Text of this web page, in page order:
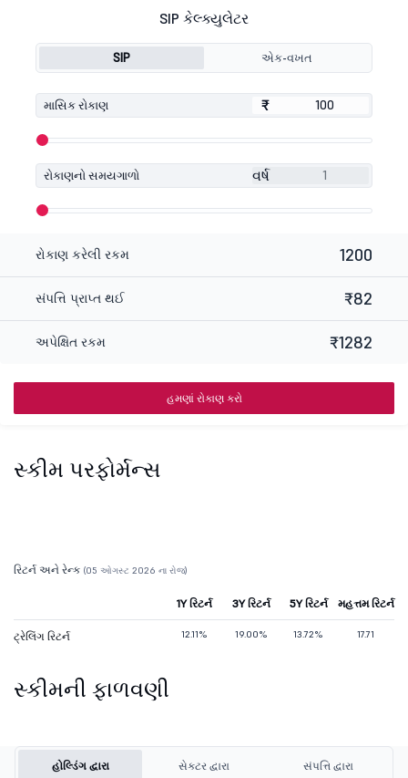
SIP કેલ્ક્યુલેટર
SIP એક-વખત
માસિક રોકાણ ₹
₹
રોકાણનો સમયગાળો વર્ષ
રોકાણ કરેલી રકમ 1200
સંપત્તિ પ્રાપ્ત થઈ ₹82
અપેક્ષિત રકમ ₹1282
હમણાં રોકાણ કરો
સ્કીમ પરફોર્મન્સ
રિટર્ન અને રેન્ક (05 ઓગસ્ટ 2026 ના રોજ)
1Y રિટર્ન 3Y રિટર્ન 5Y રિટર્ન મહત્તમ રિટર્ન
ટ્રેલિંગ રિટર્ન 12.11% 19.00% 13.72% 17.71
સ્કીમની ફાળવણી
હોલ્ડિંગ દ્વારા સેક્ટર દ્વારા સંપત્તિ દ્વારા